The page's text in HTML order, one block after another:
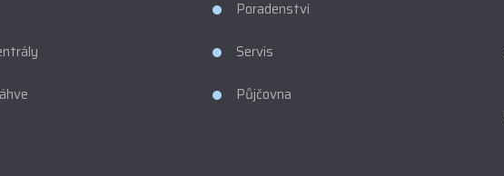
Poradenství
Servis
Půjčovna